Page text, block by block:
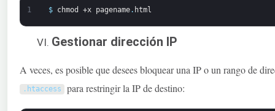
1 $ chmod +x pagename. html
Gestionar dirección IP
A veces, es posible que desees bloquear una IP o un rango de
. htaccess para restringir la IP de destino: